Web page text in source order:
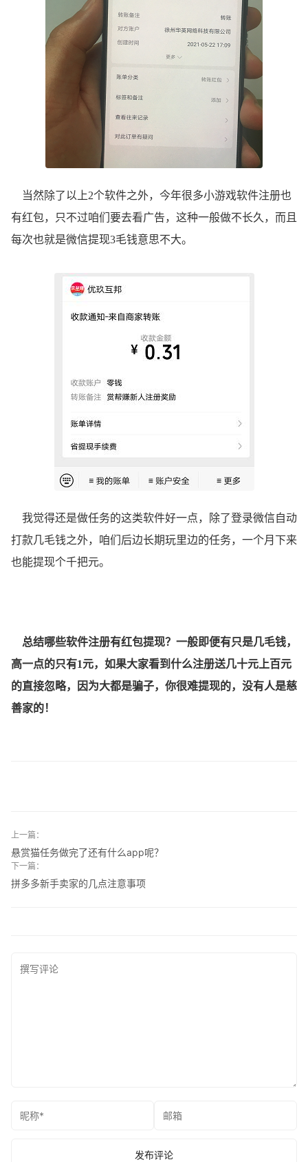
当然除了以上2个软件之外，今年很多小游戏软件注册也
有红包，只不过咱们要去看广告，这种一般做不长久，而且
每次也就是微信提现3毛钱意思不大。
我觉得还是做任务的这类软件好一点，除了登录微信自动
打款几毛钱之外，咱们后边长期玩里边的任务，一个月下来
也能提现个千把元。
总结哪些软件注册有红包提现？一般即便有只是几毛钱，
高一点的只有1元，如果大家看到什么注册送几十元上百元
的直接忽略，因为大都是骗子，你很难提现的，没有人是慈
善家的！
上一篇：
悬赏猫任务做完了还有什么app呢？
下一篇：
拼多多新手卖家的几点注意事项